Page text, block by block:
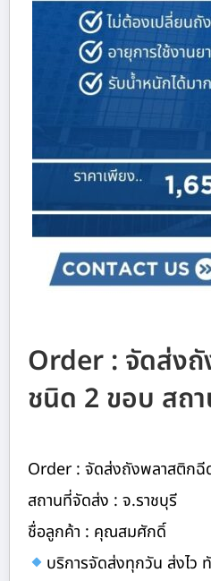
Order : จัดส่ง
ชนิด 2 ขอบ สถ
Order : จัดส่งถังพลาสติก
สถานที่จัดส่ง : จ.ราชบุรี
ชื่อลูกค้า : คุณสมศักดิ์
บริการจัดส่งทุกวัน ส่งไว